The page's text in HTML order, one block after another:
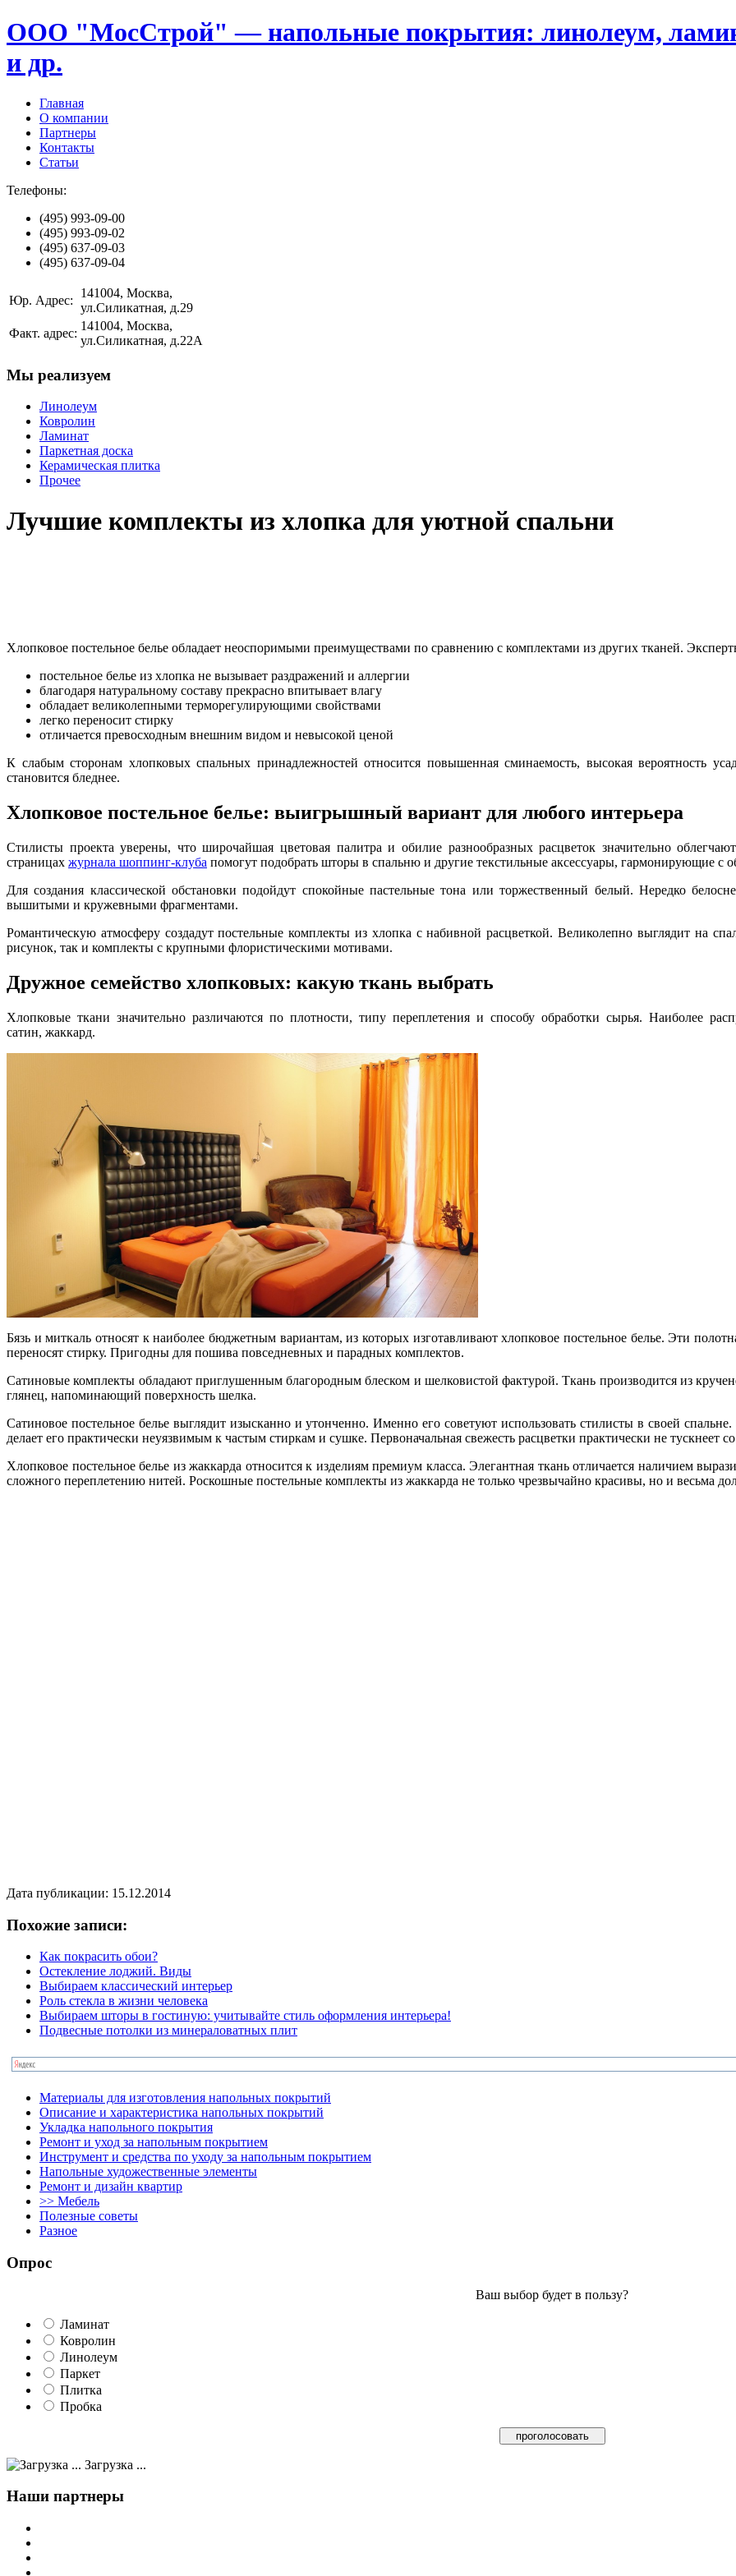
ООО "МосСтрой" — напольные покрытия: линолеум,
и др.
Главная
О компании
Партнеры
Контакты
Статьи
Телефоны:
(495) 993-09-00
(495) 993-09-02
(495) 637-09-03
(495) 637-09-04
Юр. Адрес:
141004, Москва,
ул.Силикатная, д.29
Факт. адрес:
141004, Москва,
ул.Силикатная, д.22А
Мы реализуем
Линолеум
Ковролин
Ламинат
Паркетная доска
Керамическая плитка
Прочее
Лучшие комплекты из хлопка для уютной спальни
Хлопковое постельное белье обладает неоспоримыми преимуществами по сравнению с комплектами из других тканей.
постельное белье из хлопка не вызывает раздражений и аллергии
благодаря натуральному составу прекрасно впитывает влагу
обладает великолепными терморегулирующими свойствами
легко переносит стирку
отличается превосходным внешним видом и невысокой ценой
К слабым сторонам хлопковых спальных принадлежностей относится повышенная сминаемость, высокая вероятность
становится бледнее.
Хлопковое постельное белье: выигрышный вариант для любого интерьера
Стилисты проекта уверены, что широчайшая цветовая палитра и обилие разнообразных расцветок значительно
страницах журнала шоппинг-клуба помогут подобрать шторы в спальню и другие текстильные аксессуары, гармонирующие с
Для создания классической обстановки подойдут спокойные пастельные тона или торжественный белый. Нередко
вышитыми и кружевными фрагментами.
Романтическую атмосферу создадут постельные комплекты из хлопка с набивной расцветкой. Великолепно выглядит на
рисунок, так и комплекты с крупными флористическими мотивами.
Дружное семейство хлопковых: какую ткань выбрать
Хлопковые ткани значительно различаются по плотности, типу переплетения и способу обработки сырья. Наиболее
сатин, жаккард.
Бязь и миткаль относят к наиболее бюджетным вариантам, из которых изготавливают хлопковое постельное белье. Эти
переносят стирку. Пригодны для пошива повседневных и парадных комплектов.
Сатиновые комплекты обладают приглушенным благородным блеском и шелковистой фактурой. Ткань производится из
глянец, напоминающий поверхность шелка.
Сатиновое постельное белье выглядит изысканно и утонченно. Именно его советуют использовать стилисты в своей
делает его практически неуязвимым к частым стиркам и сушке. Первоначальная свежесть расцветки практически не тускнеет
Хлопковое постельное белье из жаккарда относится к изделиям премиум класса. Элегантная ткань отличается наличием
сложного переплетению нитей. Роскошные постельные комплекты из жаккарда не только чрезвычайно красивы, но и весьма
Дата публикации: 15.12.2014
Похожие записи:
Как покрасить обои?
Остекление лоджий. Виды
Выбираем классический интерьер
Роль стекла в жизни человека
Выбираем шторы в гостиную: учитывайте стиль оформления интерьера!
Подвесные потолки из минераловатных плит
Материалы для изготовления напольных покрытий
Описание и характеристика напольных покрытий
Укладка напольного покрытия
Ремонт и уход за напольным покрытием
Инструмент и средства по уходу за напольным покрытием
Напольные художественные элементы
Ремонт и дизайн квартир
>> Мебель
Полезные советы
Разное
Опрос
Ваш выбор будет в пользу?
Ламинат
Ковролин
Линолеум
Паркет
Плитка
Пробка
Загрузка ...
Наши партнеры